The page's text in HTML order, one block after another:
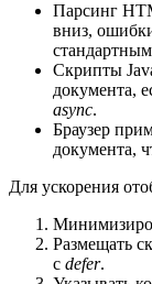
Парсинг
вниз,
Скрипты
документа,
async.
Браузер
документа,
Для ускорения
Размещать
с defer.